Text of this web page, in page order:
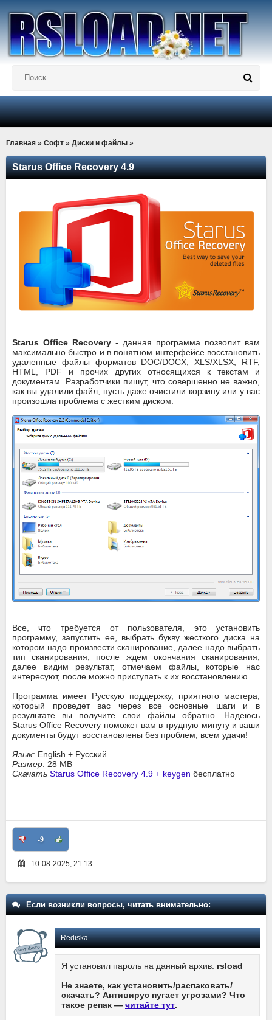
Главная » Софт » Диски и файлы »
Starus Office Recovery 4.9
Starus Office Recovery - данная программа позволит вам
максимально быстро и в понятном интерфейсе восстановить
удаленные файлы форматов DOC/DOCX, XLS/XLSX, RTF,
HTML, PDF и прочих других относящихся к текстам и
документам. Разработчики пишут, что совершенно не важно,
как вы удалили файл, пусть даже очистили корзину или у вас
произошла проблема с жестким диском.
Все, что требуется от пользователя, это установить
программу, запустить ее, выбрать букву жесткого диска на
котором надо произвести сканирование, далее надо выбрать
тип сканирования, после ждем окончания сканирования,
далее видим результат, отмечаем файлы, которые нас
интересуют, после можно приступать к их восстановлению.
Программа имеет Русскую поддержку, приятного мастера,
который проведет вас через все основные шаги и в
результате вы получите свои файлы обратно. Надеюсь
Starus Office Recovery поможет вам в трудную минуту и ваши
документы будут восстановлены без проблем, всем удачи!
Язык: English + Русский
Размер: 28 MB
Скачать Starus Office Recovery 4.9 + keygen бесплатно
-9
10-08-2025, 21:13
Если возникли вопросы, читать внимательно:
Rediska
Я установил пароль на данный архив: rsload
Не знаете, как установить/распаковать/
скачать? Антивирус пугает угрозами? Что
такое репак — читайте тут.